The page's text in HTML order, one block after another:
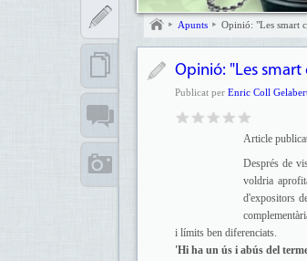
Apunts Opinió: "Les smart
Opinió: "Les
Publicat per Enric Coll
Article
Després de
voldria
d'expositors
i límits ben diferenciats.
'Hi ha un ús i abús del